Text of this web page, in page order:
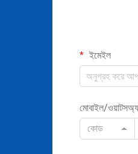
ইমেইল
মোবাইল/
কোড